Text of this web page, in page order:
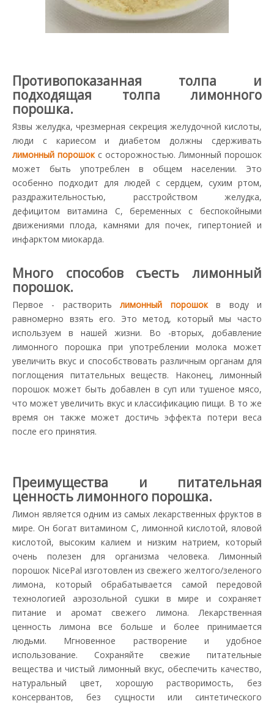
Противопоказанная толпа и
подходящая толпа лимонного
порошка.
Язвы желудка, чрезмерная секреция желудочной кислоты,
люди с кариесом и диабетом должны сдерживать
лимонный порошок с осторожностью. Лимонный порошок
может быть употреблен в общем населении. Это
особенно подходит для людей с сердцем, сухим ртом,
раздражительностью, расстройством желудка,
дефицитом витамина С, беременных с беспокойными
движениями плода, камнями для почек, гипертонией и
инфарктом миокарда.
Много способов съесть лимонный
порошок.
Первое - растворитьлимонный порошокв воду и
равномерно взять его. Это метод, который мы часто
используем в нашей жизни. Во -вторых, добавление
лимонного порошка при употреблении молока может
увеличить вкус и способствовать различным органам для
поглощения питательных веществ. Наконец, лимонный
порошок может быть добавлен в суп или тушеное мясо,
что может увеличить вкус и классификацию пищи. В то же
время он также может достичь эффекта потери веса
после его принятия.
Преимущества и питательная
ценность лимонного порошка.
Лимон является одним из самых лекарственных фруктов в
мире. Он богат витамином С, лимонной кислотой, яловой
кислотой, высоким калием и низким натрием, который
очень полезен для организма человека. Лимонный
порошок NicePal изготовлен из свежего желтого/зеленого
лимона, который обрабатывается самой передовой
технологией аэрозольной сушки в мире и сохраняет
питание и аромат свежего лимона. Лекарственная
ценность лимона все больше и более принимается
людьми. Мгновенное растворение и удобное
использование. Сохраняйте свежие питательные
вещества и чистый лимонный вкус, обеспечить качество,
натуральный цвет, хорошую растворимость, без
консервантов, без сущности или синтетического